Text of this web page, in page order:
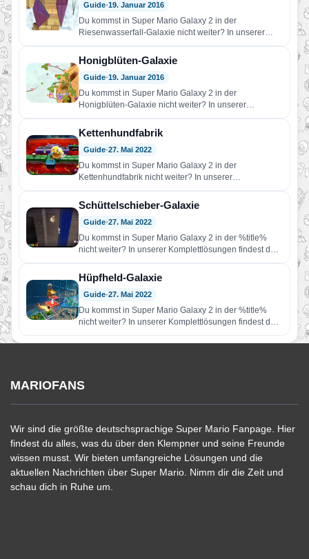
Guide•19. Januar 2016
Du kommst in Super Mario Galaxy 2 in der
Riesenwasserfall-Galaxie nicht weiter? In unserer
Komplettlösungen findest du Hilfe!…
Honigblüten-Galaxie
Guide•19. Januar 2016
Du kommst in Super Mario Galaxy 2 in der
Honigblüten-Galaxie nicht weiter? In unserer
Komplettlösungen findest du Hilfe!…
Kettenhundfabrik
Guide•27. Mai 2022
Du kommst in Super Mario Galaxy 2 in der
Kettenhundfabrik nicht weiter? In unserer
Komplettlösungen findest du Hilfe!…
Schüttelschieber-Galaxie
Guide•27. Mai 2022
Du kommst in Super Mario Galaxy 2 in der %title%
nicht weiter? In unserer Komplettlösungen findest du
Hilfe!…
Hüpfheld-Galaxie
Guide•27. Mai 2022
Du kommst in Super Mario Galaxy 2 in der %title%
nicht weiter? In unserer Komplettlösungen findest du
Hilfe!…
MARIOFANS
Wir sind die größte deutschsprachige Super Mario Fanpage. Hier
findest du alles, was du über den Klempner und seine Freunde
wissen musst. Wir bieten umfangreiche Lösungen und die
aktuellen Nachrichten über Super Mario. Nimm dir die Zeit und
schau dich in Ruhe um.